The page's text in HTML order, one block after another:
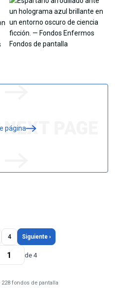
página
4 Siguiente ›
de 4
fondos de pantalla